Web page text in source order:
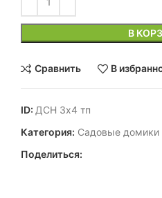
В
Сравнить В
ID: ДСН 3х4 тп
Категория: Садовые домики
Поделиться: